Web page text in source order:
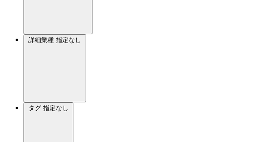
詳細業種 指定なし
タグ 指定なし